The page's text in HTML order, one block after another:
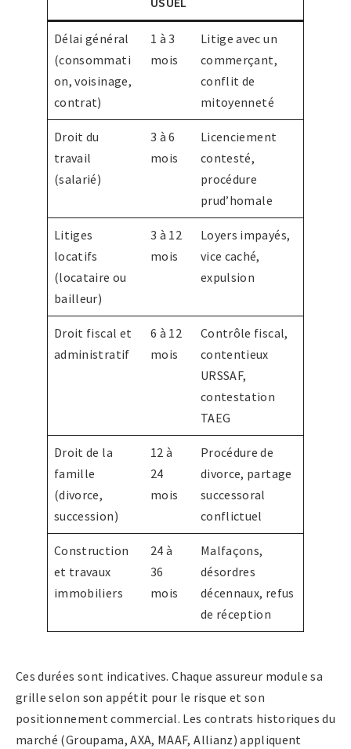
Délai général
(consommati
on, voisinage,
contrat)
1 à 3
mois
Litige avec un
commerçant,
conflit de
mitoyenneté
Droit du
travail
(salarié)
3 à 6
mois
Licenciement
contesté,
procédure
prud’homale
Litiges
locatifs
(locataire ou
bailleur)
3 à 12
mois
Loyers impayés,
vice caché,
expulsion
Droit fiscal et
administratif
6 à 12
mois
Contrôle fiscal,
contentieux
URSSAF,
contestation
TAEG
Droit de la
famille
(divorce,
succession)
12 à
24
mois
Procédure de
divorce, partage
successoral
conflictuel
Construction
et travaux
immobiliers
24 à
36
mois
Malfaçons,
désordres
décennaux, refus
de réception
Ces durées sont indicatives. Chaque assureur module sa
grille selon son appétit pour le risque et son
positionnement commercial. Les contrats historiques du
marché (Groupama, AXA, MAAF, Allianz) appliquent